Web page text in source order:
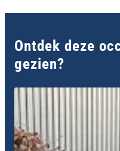
Ontdek deze
gezien?